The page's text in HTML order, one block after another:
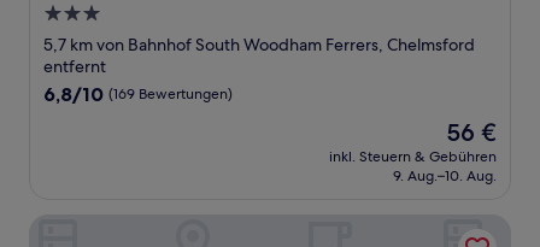
3.0-
Sterne-
Unterkunft
5,7 km von Bahnhof South Woodham Ferrers, Chelmsford
entfernt
6.8
6,8/10 (169 Bewertungen)
Der
Preis
beträgt
56 €
inkl. Steuern & Gebühren
9. Aug.–10. Aug.